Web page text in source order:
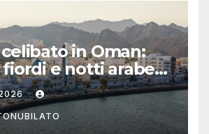
in Oman:
e notti arabe
e Musandam